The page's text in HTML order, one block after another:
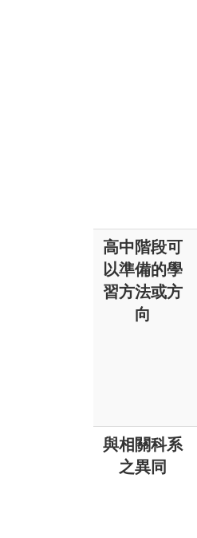
高中階段可
以準備的學
習方法或方
向
與相關科系
之異同